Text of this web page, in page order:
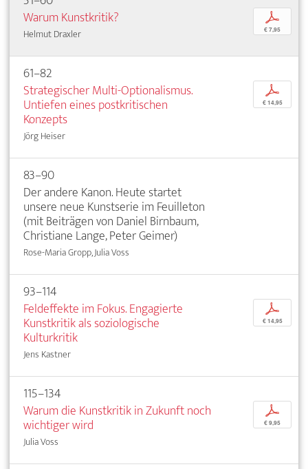
Warum Kunstkritik?
Helmut Draxler
p
€ 7,95
61–82
Strategischer Multi-Optionalismus.
Untiefen eines postkritischen
Konzepts
Jörg Heiser
p
€ 14,95
83–90
Der andere Kanon. Heute startet
unsere neue Kunstserie im Feuilleton
(mit Beiträgen von Daniel Birnbaum,
Christiane Lange, Peter Geimer)
Rose-Maria Gropp, Julia Voss
93–114
Feldeffekte im Fokus. Engagierte
Kunstkritik als soziologische
Kulturkritik
Jens Kastner
p
€ 14,95
115–134
Warum die Kunstkritik in Zukunft noch
wichtiger wird
Julia Voss
p
€ 9,95